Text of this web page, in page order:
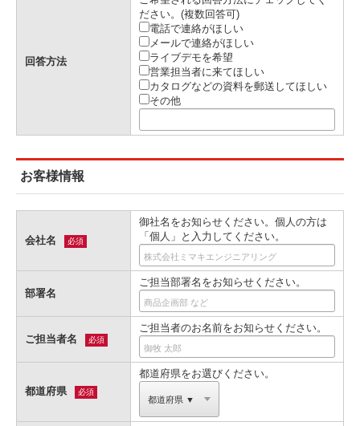
回答方法
ださい。(複数回答可)
電話で連絡がほしい
メールで連絡がほしい
ライブデモを希望
営業担当者に来てほしい
カタログなどの資料を郵送してほしい
その他
お客様情報
会社名 必須
御社名をお知らせください。個人の方は
「個人」と入力してください。
部署名
ご担当部署名をお知らせください。
ご担当者名 必須
ご担当者のお名前をお知らせください。
都道府県 必須
都道府県をお選びください。